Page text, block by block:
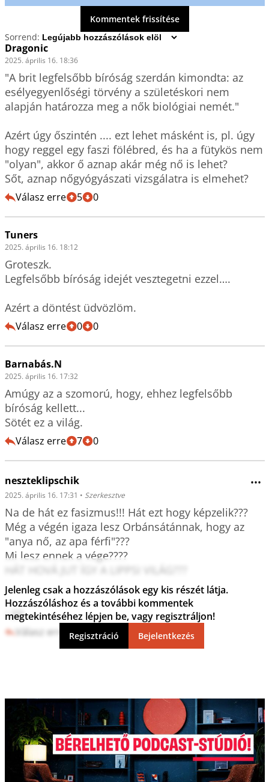
Kommentek frissítése
Sorrend:
Dragonic
2025. április 16. 18:36
"A brit legfelsőbb bíróság szerdán kimondta: az
esélyegyenlőségi törvény a születéskori nem
alapján határozza meg a nők biológiai nemét."
Azért úgy őszintén .... ezt lehet másként is, pl. úgy
hogy reggel egy faszi fölébred, és ha a fütykös nem
"olyan", akkor ő aznap akár még nő is lehet?
Sőt, aznap nőgyógyászati vizsgálatra is elmehet?
Válasz erre 5 0
Tuners
2025. április 16. 18:12
Groteszk.
Legfelsőbb bíróság idejét vesztegetni ezzel….
Azért a döntést üdvözlöm.
Válasz erre 0 0
Barnabás.N
2025. április 16. 17:32
Amúgy az a szomorú, hogy, ehhez legfelsőbb
bíróság kellett...
Sötét ez a világ.
Válasz erre 7 0
neszteklipschik •••
2025. április 16. 17:31 • Szerkesztve
Na de hát ez fasizmus!!! Hát ezt hogy képzelik???
Még a végén igaza lesz Orbánsátánnak, hogy az
"anya nő, az apa férfi"???
Mi lesz ennek a vége????
:-))))
Válasz erre 5 0
Jelenleg csak a hozzászólások egy kis részét látja.
Hozzászóláshoz és a további kommentek
megtekintéséhez lépjen be, vagy regisztráljon!
Regisztráció Bejelentkezés